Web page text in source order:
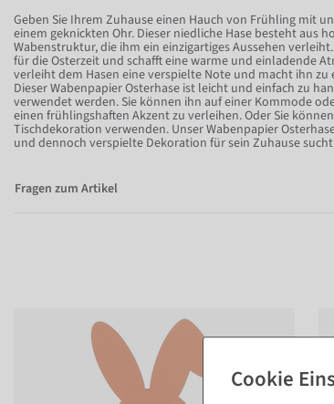
Geben Sie Ihrem Zuhause einen Hauch von Frühling mit
einem geknickten Ohr. Dieser niedliche Hase besteht aus
Wabenstruktur, die ihm ein einzigartiges Aussehen
für die Osterzeit und schafft eine warme und einladende
verleiht dem Hasen eine verspielte Note und macht ihn
Dieser Wabenpapier Osterhase ist leicht und einfach zu
verwendet werden. Sie können ihn auf einer Kommode
einen frühlingshaften Akzent zu verleihen. Oder Sie
Tischdekoration verwenden. Unser Wabenpapier
und dennoch verspielte Dekoration für sein Zuhause
Fragen zum Artikel